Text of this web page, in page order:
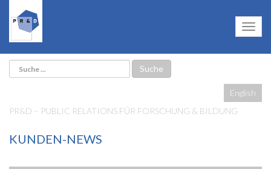
English
PR&D – PUBLIC RELATIONS FÜR FORSCHUNG & BILDUNG
KUNDEN-NEWS